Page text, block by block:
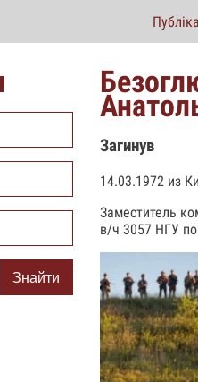
Знайти
Загинув
14.03.1972 из
Заместитель
в/ч 3057 НГУ